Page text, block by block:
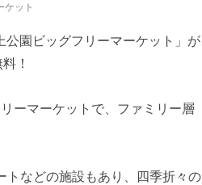
ケット
園ビッグフリーマーケット」が
！
ーマーケットで、ファミリー層
トなどの施設もあり、四季折々の